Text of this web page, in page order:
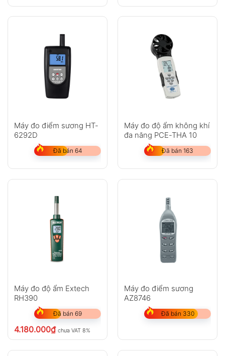
Máy đo điểm sương HT-
6292D
Đã bán 64
Máy đo độ ẩm không khí
đa năng PCE-THA 10
Đã bán 163
Máy đo độ ẩm Extech
RH390
Đã bán 69
4.180.000₫ chưa VAT 8%
Máy đo điểm sương
AZ8746
Đã bán 330